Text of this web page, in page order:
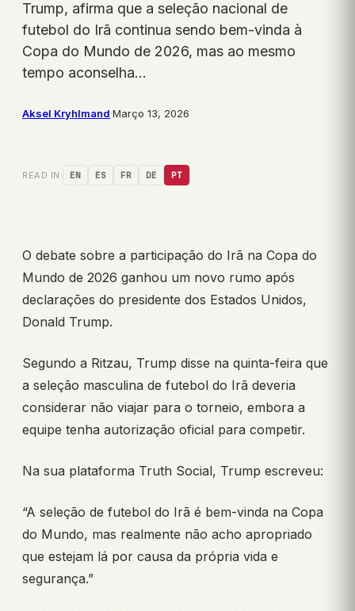
Trump, afirma que a seleção nacional de
futebol do Irã continua sendo bem-vinda à
Copa do Mundo de 2026, mas ao mesmo
tempo aconselha…
Aksel Kryhlmand·Março 13, 2026
READ IN: EN ES FR DE PT
O debate sobre a participação do Irã na Copa do
Mundo de 2026 ganhou um novo rumo após
declarações do presidente dos Estados Unidos,
Donald Trump.
Segundo a Ritzau, Trump disse na quinta-feira que
a seleção masculina de futebol do Irã deveria
considerar não viajar para o torneio, embora a
equipe tenha autorização oficial para competir.
Na sua plataforma Truth Social, Trump escreveu:
“A seleção de futebol do Irã é bem-vinda na Copa
do Mundo, mas realmente não acho apropriado
que estejam lá por causa da própria vida e
segurança.”